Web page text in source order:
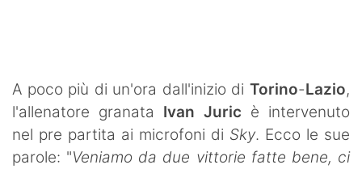
A poco più di un'ora dall'inizio di Torino-Lazio,
l'allenatore granata Ivan Juric è intervenuto
nel pre partita ai microfoni di Sky. Ecco le sue
parole: "Veniamo da due vittorie fatte bene, ci